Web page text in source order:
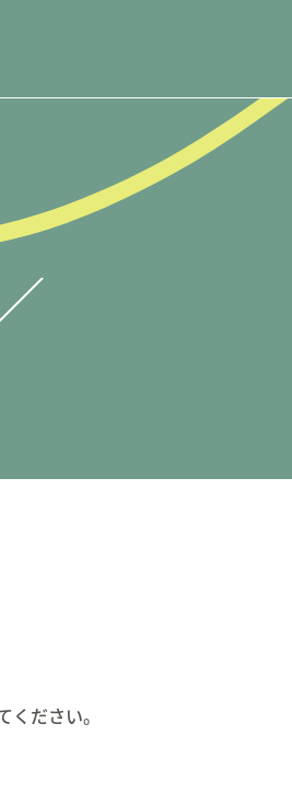
Job list
Welfare
ださい。